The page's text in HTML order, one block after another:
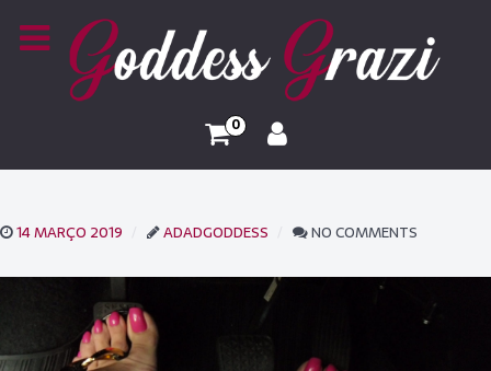
0
14 MARÇO 2019 ADADGODDESS NO COMMENTS